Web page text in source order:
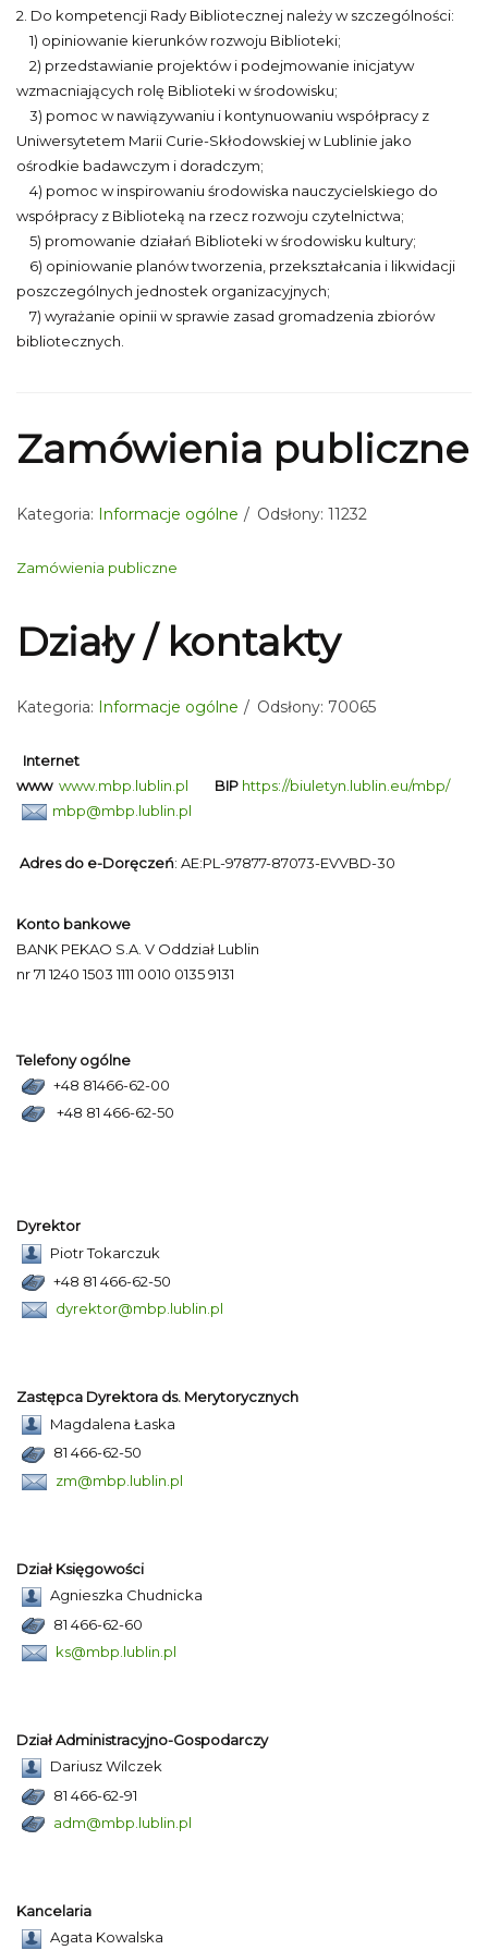
2. Do kompetencji Rady Bibliotecznej należy w szczególności:
1) opiniowanie kierunków rozwoju Biblioteki;
2) przedstawianie projektów i podejmowanie inicjatyw
wzmacniających rolę Biblioteki w środowisku;
3) pomoc w nawiązywaniu i kontynuowaniu współpracy z
Uniwersytetem Marii Curie-Skłodowskiej w Lublinie jako
ośrodkie badawczym i doradczym;
4) pomoc w inspirowaniu środowiska nauczycielskiego do
współpracy z Biblioteką na rzecz rozwoju czytelnictwa;
5) promowanie działań Biblioteki w środowisku kultury;
6) opiniowanie planów tworzenia, przekształcania i likwidacji
poszczególnych jednostek organizacyjnych;
7) wyrażanie opinii w sprawie zasad gromadzenia zbiorów
bibliotecznych.
Zamówienia publiczne
Kategoria: Informacje ogólne Odsłony: 11232
Zamówienia publiczne
Działy / kontakty
Kategoria: Informacje ogólne Odsłony: 70065
Internet
www www.mbp.lublin.pl BIP https://biuletyn.lublin.eu/mbp/
mbp@mbp.lublin.pl
Adres do e-Doręczeń: AE:PL-97877-87073-EVVBD-30
Konto bankowe
BANK PEKAO S.A. V Oddział Lublin
nr 71 1240 1503 1111 0010 0135 9131
Telefony ogólne
+48 81466-62-00
+48 81 466-62-50
Dyrektor
Piotr Tokarczuk
+48 81 466-62-50
dyrektor@mbp.lublin.pl
Zastępca Dyrektora ds. Merytorycznych
Magdalena Łaska
81 466-62-50
zm@mbp.lublin.pl
Dział Księgowości
Agnieszka Chudnicka
81 466-62-60
ks@mbp.lublin.pl
Dział Administracyjno-Gospodarczy
Dariusz Wilczek
81 466-62-91
adm@mbp.lublin.pl
Kancelaria
Agata Kowalska